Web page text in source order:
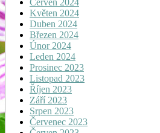
Červen 2024
Květen 2024
Duben 2024
Březen 2024
Únor 2024
Leden 2024
Prosinec 2023
Listopad 2023
Říjen 2023
Září 2023
Srpen 2023
Červenec 2023